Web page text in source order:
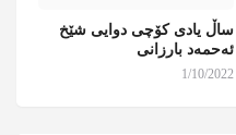
ساڵ یادی کۆچی دوایی شێخ
ئەحمەد بارزانی
1/10/2022